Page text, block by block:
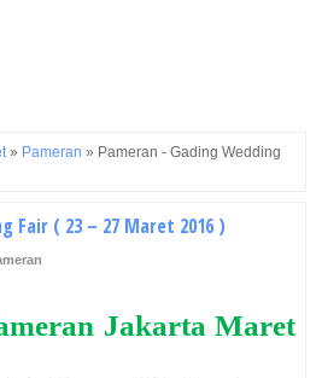
» Pameran » Pameran - Gading Wedding
Fair ( 23 – 27 Maret 2016 )
Jakarta Maret